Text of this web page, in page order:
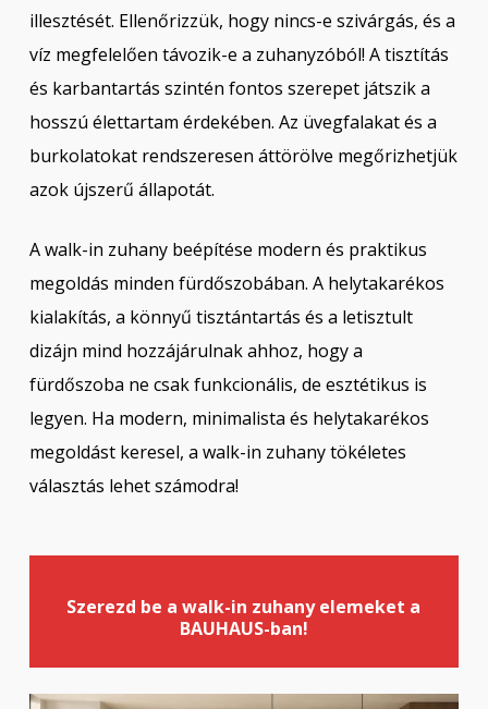
illesztését. Ellenőrizzük, hogy nincs-e szivárgás, és a
víz megfelelően távozik-e a zuhanyzóból! A tisztítás
és karbantartás szintén fontos szerepet játszik a
hosszú élettartam érdekében. Az üvegfalakat és a
burkolatokat rendszeresen áttörölve megőrizhetjük
azok újszerű állapotát.
A walk-in zuhany beépítése modern és praktikus
megoldás minden fürdőszobában. A helytakarékos
kialakítás, a könnyű tisztántartás és a letisztult
dizájn mind hozzájárulnak ahhoz, hogy a
fürdőszoba ne csak funkcionális, de esztétikus is
legyen. Ha modern, minimalista és helytakarékos
megoldást keresel, a walk-in zuhany tökéletes
választás lehet számodra!
Szerezd be a walk-in zuhany elemeket a
BAUHAUS-ban!